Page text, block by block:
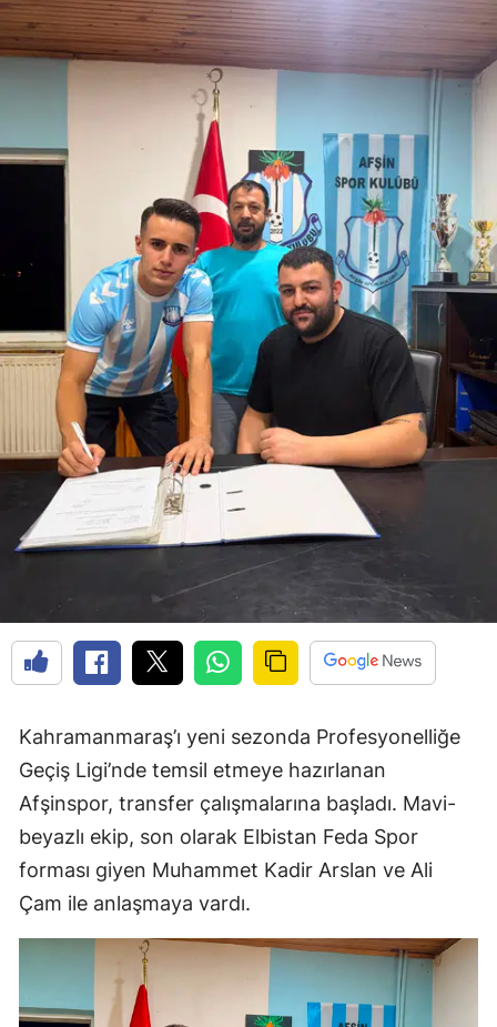
Kahramanmaraş’ı yeni sezonda Profesyonelliğe
Geçiş Ligi’nde temsil etmeye hazırlanan
Afşinspor, transfer çalışmalarına başladı. Mavi-
beyazlı ekip, son olarak Elbistan Feda Spor
forması giyen Muhammet Kadir Arslan ve Ali
Çam ile anlaşmaya vardı.